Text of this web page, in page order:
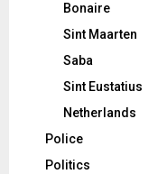
Bonaire
Sint Maarten
Saba
Sint Eustatius
Netherlands
Police
Politics